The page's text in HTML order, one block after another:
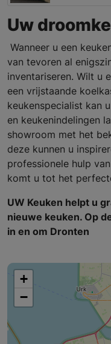
Uw
Wanneer u een
van tevoren al
inventariseren. Wilt u
een vrijstaande
keukenspecialist kan
en keukenindelingen
showroom met het
deze kunnen u
professionele hulp
komt u tot het
UW Keuken helpt u
nieuwe keuken. Op
in en om Dronten
+
−